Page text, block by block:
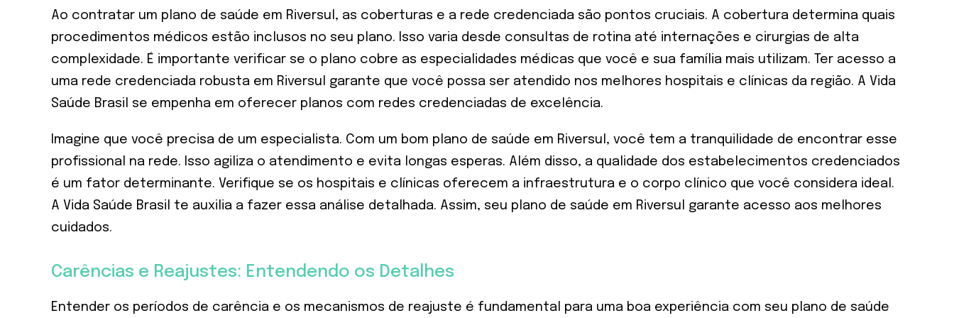
Ao contratar um plano de saúde em Riversul, as coberturas e a rede credenciada são pontos cruciais. A cobertura determina quais
procedimentos médicos estão inclusos no seu plano. Isso varia desde consultas de rotina até internações e cirurgias de alta
complexidade. É importante verificar se o plano cobre as especialidades médicas que você e sua família mais utilizam. Ter acesso a
uma rede credenciada robusta em Riversul garante que você possa ser atendido nos melhores hospitais e clínicas da região. A Vida
Saúde Brasil se empenha em oferecer planos com redes credenciadas de excelência.
Imagine que você precisa de um especialista. Com um bom plano de saúde em Riversul, você tem a tranquilidade de encontrar esse
profissional na rede. Isso agiliza o atendimento e evita longas esperas. Além disso, a qualidade dos estabelecimentos credenciados
é um fator determinante. Verifique se os hospitais e clínicas oferecem a infraestrutura e o corpo clínico que você considera ideal.
A Vida Saúde Brasil te auxilia a fazer essa análise detalhada. Assim, seu plano de saúde em Riversul garante acesso aos melhores
cuidados.
Carências e Reajustes: Entendendo os Detalhes
Entender os períodos de carência e os mecanismos de reajuste é fundamental para uma boa experiência com seu plano de saúde